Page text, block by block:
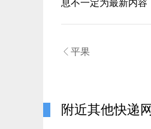
息不一定为最新内容
 平果
附近其他快递